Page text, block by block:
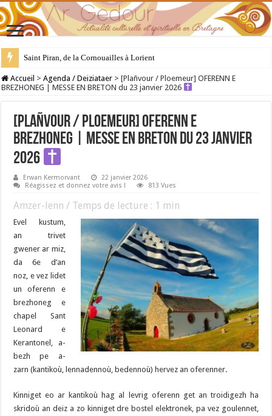
28 juillet : Saint Samson de Dol, père de la Bretagne chrétienne
Accueil > Agenda / Deiziataer > [Plañvour / Ploemeur] OFERENN E
BREZHONEG | MESSE EN BRETON du 23 janvier 2026
[Plañvour / Ploemeur] OFERENN E
BREZHONEG | MESSE EN BRETON du 23 janvier
2026
Erwan Kermorvant
22 janvier 2026
Réagissez et donnez votre avis !
813 Vues
Amzer-lenn / Temps de lecture : 1 min
Evel kustum,
an trivet
gwener ar miz,
da 6e d’an
noz, e vez lidet
un oferenn e
brezhoneg e
chapel Sant
Leonard e
Kerantonel, a-
bezh pe a-
zarn (kantikoù, lennadennoù, bedennoù) hervez an oferenner.
Kinniget eo ar kantikoù hag al levrig oferenn get an troidigezh ha
skridoù an deiz a zo kinniget dre bostel elektronek, pa vez goulennet,